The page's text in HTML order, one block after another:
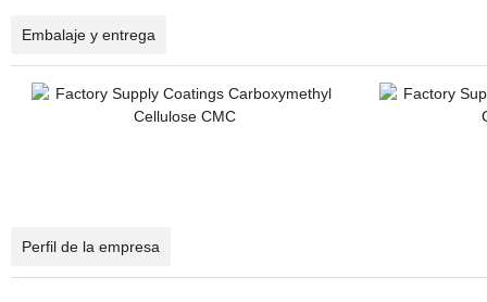
Embalaje y entrega
Perfil de la empresa